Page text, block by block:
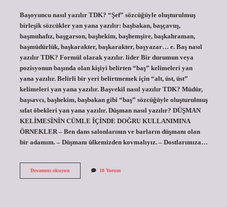
Başoyuncu nasıl yazılır TDK? “Şef” sözcüğüyle oluşturulmuş
birleşik sözcükler yan yana yazılır: başbakan, başçavuş,
başmuhafız, başgarson, başhekim, başhemşire, başkahraman,
başmüdürlük, başkarakter, başkarakter, başyazar… e. Baş nasıl
yazılır TDK? Formül olarak yazılır. lider Bir durumun veya
pozisyonun başında olan kişiyi belirten “baş” kelimeleri yan
yana yazılır. Belirli bir yeri belirtmemek için “alt, üst, üst”
kelimeleri yan yana yazılır. Başvekil nasıl yazılır TDK? Müdür,
başsavcı, başhekim, başbakan gibi “baş” sözcüğüyle oluşturulmuş
sıfat öbekleri yan yana yazılır. Düşman nasıl yazılır? DÜŞMAN
KELİMESİNİN CÜMLE İÇİNDE DOĞRU KULLANIMINA
ÖRNEKLER – Ben dans salonlarının ve barların düşmanı olan
bir adamım. – Düşmanı ülkemizden kovmalıyız. – Dostlarımıza…
Devamını okuyunBaş
10 Yorum